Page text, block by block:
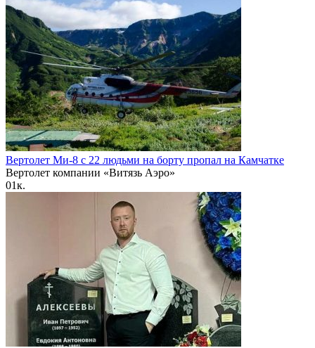
Вертолет Ми-8 с 22 людьми на борту пропал на Камчатке
Вертолет компании «Витязь Аэро»
01к.